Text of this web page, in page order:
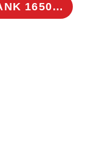
KIWIVAPOR KIWI POWER BANK 1650MAH